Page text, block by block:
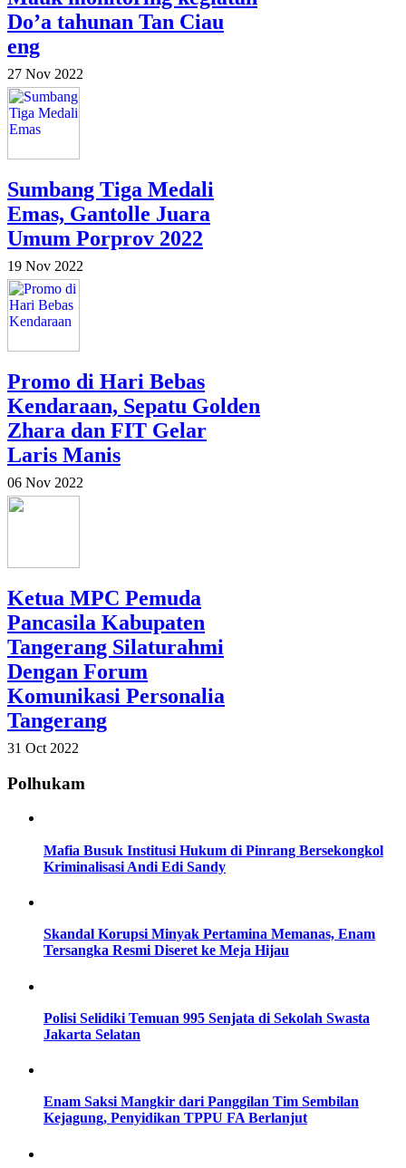
Do’a tahunan Tan Ciau
eng
27 Nov 2022
Sumbang Tiga Medali
Emas, Gantolle Juara
Umum Porprov 2022
19 Nov 2022
Promo di Hari Bebas
Kendaraan, Sepatu Golden
Zhara dan FIT Gelar
Laris Manis
06 Nov 2022
Ketua MPC Pemuda
Pancasila Kabupaten
Tangerang Silaturahmi
Dengan Forum
Komunikasi Personalia
Tangerang
31 Oct 2022
Polhukam
Mafia Busuk Institusi Hukum di Pinrang Bersekongkol
Kriminalisasi Andi Edi Sandy
Skandal Korupsi Minyak Pertamina Memanas, Enam
Tersangka Resmi Diseret ke Meja Hijau
Polisi Selidiki Temuan 995 Senjata di Sekolah Swasta
Jakarta Selatan
Enam Saksi Mangkir dari Panggilan Tim Sembilan
Kejagung, Penyidikan TPPU FA Berlanjut